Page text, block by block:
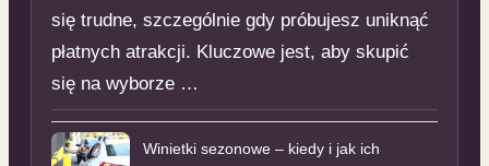
się trudne, szczególnie gdy próbujesz uniknąć
płatnych atrakcji. Kluczowe jest, aby skupić
się na wyborze …
Winietki sezonowe – kiedy i jak ich